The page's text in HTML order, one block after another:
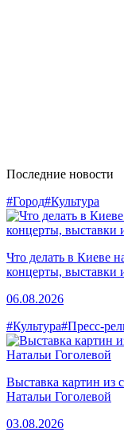
Последние новости
#Город#Культура
Что делать в Киеве
концерты, выставки
06.08.2026
#Культура#Пресс-
Выставка картин из
Натальи Гоголевой
03.08.2026